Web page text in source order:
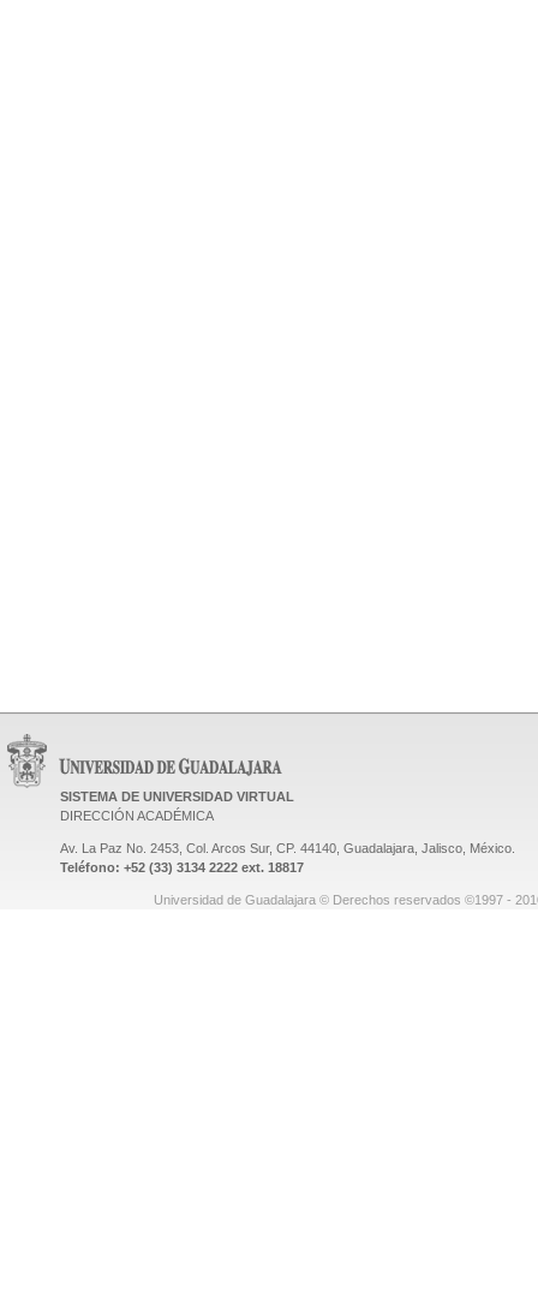
SISTEMA DE UNIVERSIDAD VIRTUAL
DIRECCIÓN ACADÉMICA
Av. La Paz No. 2453, Col. Arcos Sur, CP. 44140, Guadalajara, Jalisco, México.
Teléfono: +52 (33) 3134 2222 ext. 18817
Universidad de Guadalajara © Derechos reservados ©1997 -